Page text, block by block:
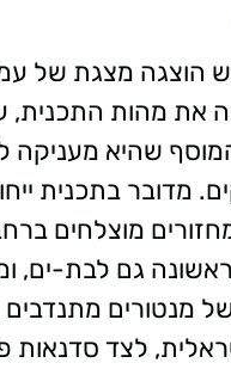
הוצגה מצגת של
את מהות התכנית,
המוסף שהיא מעניקה
מדובר בתכנית
מוצלחים
גם לבת-ים,
מנטורים מתנדבים
לצד סדנאות